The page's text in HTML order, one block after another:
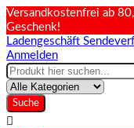
Versandkostenfrei ab
Geschenk!
Ladengeschäft
Anmelden
Suche
